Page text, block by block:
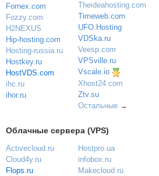
Fornex.com
Fozzy.com
H2NEXUS
Hip-hosting.com
Hosting-russia.ru
Hostkey.ru
HostVDS.com
ihc.ru
ihor.ru
Theideahosting.com
Timeweb.com
UFO.Hosting
VDSka.ru
Veesp.com
VPSville.ru
Vscale.io
Xhost24.com
Ztv.su
Остальные→
Облачные сервера (VPS)
Activecloud.ru
Cloud4y.ru
Flops.ru
Hostpro.ua
infobox.ru
Makecloud.ru